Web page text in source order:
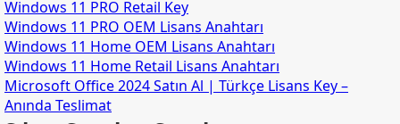
Windows 11 PRO Retail Key
Windows 11 PRO OEM Lisans Anahtarı
Windows 11 Home OEM Lisans Anahtarı
Windows 11 Home Retail Lisans Anahtarı
Microsoft Office 2024 Satın Al | Türkçe Lisans Key –
Anında Teslimat